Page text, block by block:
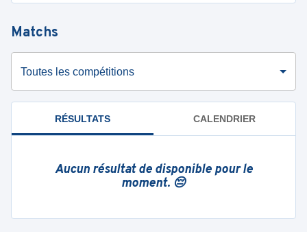
Matchs
Toutes les compétitions
RÉSULTATS CALENDRIER
Aucun résultat de disponible pour le
moment. 😔